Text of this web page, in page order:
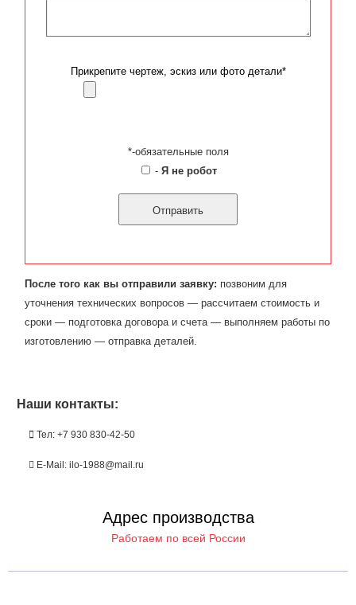
Прикрепите чертеж, эскиз или фото детали*
*-обязательные поля
- Я не робот
После того как вы отправили заявку: позвоним для
уточнения технических вопросов — рассчитаем стоимость и
сроки — подготовка договора и счета — выполняем работы по
изготовлению — отправка деталей.
Наши контакты:
Тел: +7 930 830-42-50
E-Mail: ilo-1988@mail.ru
Адрес производства
Работаем по всей России